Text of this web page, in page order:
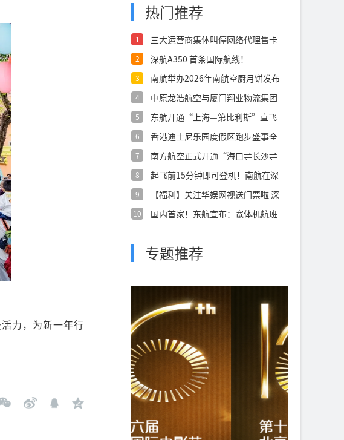
力，为新一年行
热门推荐
1 三大运营商集体叫停网络代理售卡
2 深航A350 首条国际航线！
3
南航举办2026年南航空厨月饼发布
4
中原龙浩航空与厦门翔业物流集团
5
东航开通“上海—第比利斯”直飞
6
香港迪士尼乐园度假区跑步盛事全
7
南方航空正式开通“海口⇌长沙⇌
8
起飞前15分钟即可登机！南航在深
9
【福利】关注华娱网视送门票啦 深
10
国内首家！东航宣布：宽体机航班
专题推荐